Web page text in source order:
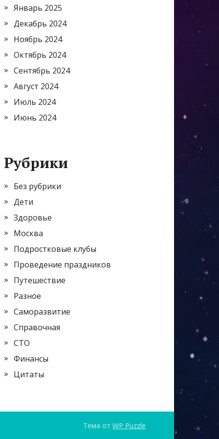
Январь 2025
Декабрь 2024
Ноябрь 2024
Октябрь 2024
Сентябрь 2024
Август 2024
Июль 2024
Июнь 2024
Рубрики
Без рубрики
Дети
Здоровье
Москва
Подростковые клубы
Проведение праздников
Путешествие
Разное
Саморазвитие
Справочная
СТО
Финансы
Цитаты
Тема от WP Puzzle